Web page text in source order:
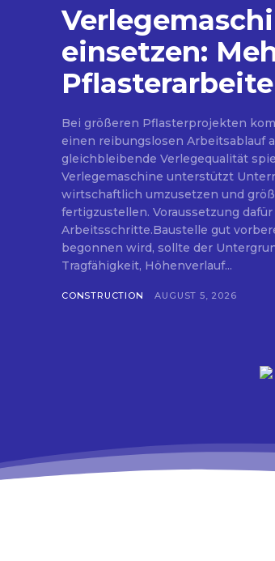
einsetzen:
Bei größeren Pflasterprojekten
einen reibungslosen Arbeitsablauf
gleichbleibende Verlegequalität
Verlegemaschine unterstützt
wirtschaftlich umzusetzen und
fertigzustellen. Voraussetzung
Arbeitsschritte.Baustelle gut
begonnen wird, sollte der
Tragfähigkeit, Höhenverlauf...
CONSTRUCTION AUGUST 5, 2026